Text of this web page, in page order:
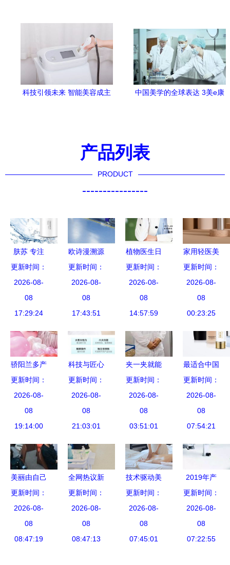
科技引领未来 智能美容成主
中国美学的全球表达 3美e康
产品列表
PRODUCT
----------------
肤苏 专注
美容技术研
发，重塑肌
肤健康之源
更新时间：
2026-08-
08
17:29:24
欧诗漫溯源
之旅 让珍
珠美白科技
不再低调
——解码大
的双重奥秘
更新时间：
2026-08-
08
17:43:51
植物医生日
本研发中心
落成 振兴
国货，从研
发开始
更新时间：
2026-08-
08
14:57:59
家用轻医美
品牌
gbeuben高
加斯 直击
传统护肤与
成为你专业
贴心的家
更新时间：
2026-08-
08
00:23:25
骄阳兰多产
后恢复 全
程跟踪服务
与美容技术
研发的双重
更新时间：
2026-08-
08
19:14:00
科技与匠心
娜兰娇在美
容技术研发
领域的创新
之路
更新时间：
2026-08-
08
21:03:01
夹一夹就能
治糖尿病？
南洋理工大
学的AI+美
容技术真的
安全？
更新时间：
2026-08-
08
03:51:01
最适合中国
人肤质的护
肤产品好用
排行榜 基
于现代美容
深度解析
更新时间：
2026-08-
08
07:54:21
美丽由自己
把握 成都
艺星臻颜新
品AIO全效
美白上市发
更新时间：
2026-08-
08
08:47:19
全网热议新
时代美容风
潮 与元气
兽洗脸一起
乘风破浪，
更新时间：
2026-08-
08
08:47:13
技术驱动美
丽未来 成
都市锦江区
歌泽美容技
能培训学校
更新时间：
2026-08-
08
07:45:01
2019年产
品设计新趋
势 7大美容
技术研发影
响深度解析
更新时间：
2026-08-
08
07:22:55